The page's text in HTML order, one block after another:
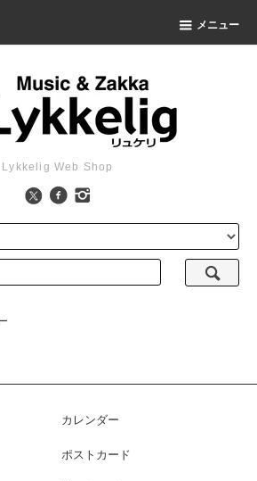
メニュー
Lykkelig Web Shop
カレンダー
ポストカード